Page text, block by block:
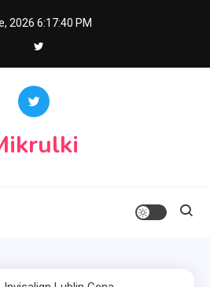
2026 6:17:41 PM